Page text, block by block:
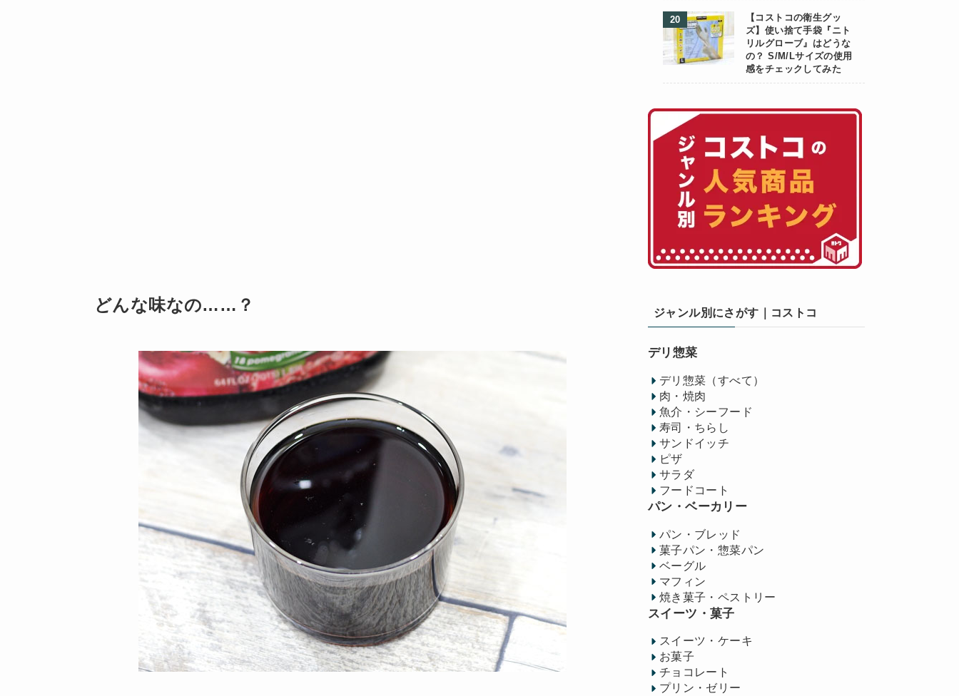
どんな味なの……？
【コストコの衛生グッ
ズ】使い捨て手袋『ニト
リルグローブ』はどうな
の？ S/M/Lサイズの使用
感をチェックしてみた
ジャンル別にさがす｜コストコ
デリ惣菜
デリ惣菜（すべて）
肉・焼肉
魚介・シーフード
寿司・ちらし
サンドイッチ
ピザ
サラダ
フードコート
パン・ベーカリー
パン・ブレッド
菓子パン・惣菜パン
ベーグル
マフィン
焼き菓子・ペストリー
スイーツ・菓子
スイーツ・ケーキ
お菓子
チョコレート
プリン・ゼリー